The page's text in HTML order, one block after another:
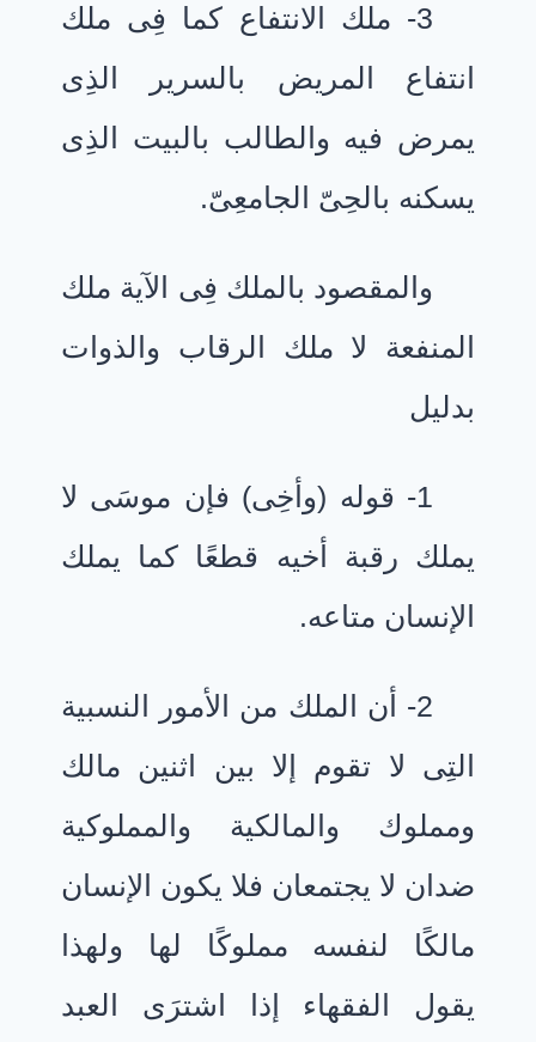
3- ملك الانتفاع كما فِى ملك
انتفاع المريض بالسرير الذِى
يمرض فيه والطالب بالبيت الذِى
يسكنه بالحِىّ الجامعِىّ.
والمقصود بالملك فِى الآية ملك
المنفعة لا ملك الرقاب والذوات
بدليل
1- قوله (وأخِى) فإن موسَى لا
يملك رقبة أخيه قطعًا كما يملك
الإنسان متاعه.
2- أن الملك من الأمور النسبية
التِى لا تقوم إلا بين اثنين مالك
ومملوك والمالكية والمملوكية
ضدان لا يجتمعان فلا يكون الإنسان
مالكًا لنفسه مملوكًا لها ولهذا
يقول الفقهاء إذا اشترَى العبد